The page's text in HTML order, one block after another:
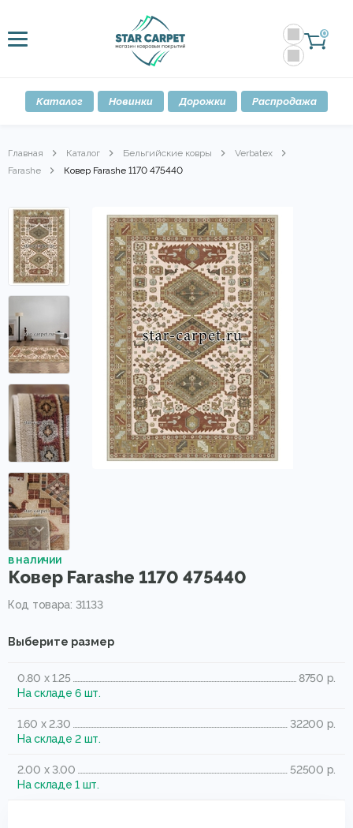
0
Каталог Новинки Дорожки Распродажа
Главная Каталог Бельгийские ковры
Verbatex
Farashe
Ковер Farashe 1170 475440
в наличии
Ковер Farashe 1170 475440
Код товара: 31133
Выберите размер
0.80 x 1.25
8750 р.
На складе 6 шт.
1.60 x 2.30
32200 р.
На складе 2 шт.
2.00 x 3.00
52500 р.
На складе 1 шт.